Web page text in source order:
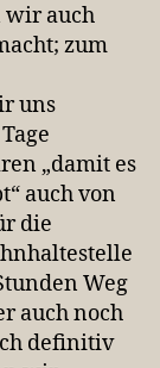
wir auch
zum
uns
„damit es
auch von
die
Weg
auch noch
definitiv